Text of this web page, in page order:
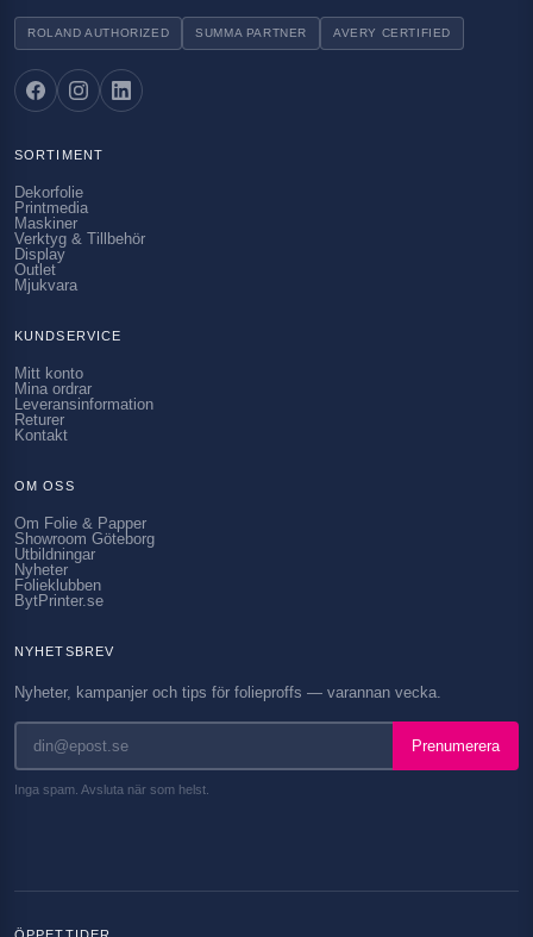
ROLAND AUTHORIZED SUMMA PARTNER AVERY CERTIFIED
SORTIMENT
Dekorfolie
Printmedia
Maskiner
Verktyg & Tillbehör
Display
Outlet
Mjukvara
KUNDSERVICE
Mitt konto
Mina ordrar
Leveransinformation
Returer
Kontakt
OM OSS
Om Folie & Papper
Showroom Göteborg
Utbildningar
Nyheter
Folieklubben
BytPrinter.se
NYHETSBREV
Nyheter, kampanjer och tips för folieproffs — varannan vecka.
Prenumerera
Inga spam. Avsluta när som helst.